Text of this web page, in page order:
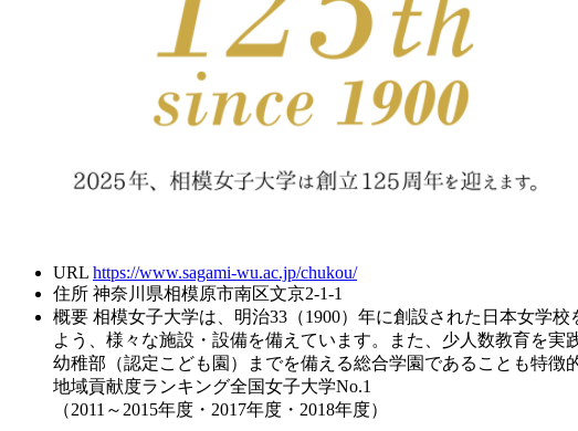
URL https://www.sagami-wu.ac.jp/chukou/
住所 神奈川県相模原市南区文京2-1-1
概要 相模女子大学は、明治33（1900）年に創設された日本女学
よう、様々な施設・設備を備えています。また、少人数教育を
幼稚部（認定こども園）までを備える総合学園であることも特徴的
地域貢献度ランキング全国女子大学No.1
（2011～2015年度・2017年度・2018年度）